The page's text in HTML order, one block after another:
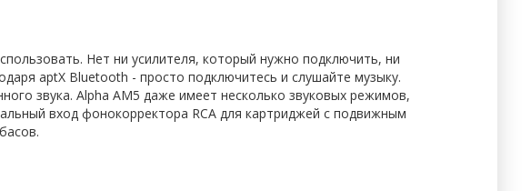
Нет ни усилителя, который нужно подключить, ни
aptX Bluetooth - просто подключитесь и слушайте музыку.
звука. Alpha AM5 даже имеет несколько звуковых режимов,
вход фонокорректора RCA для картриджей с подвижным